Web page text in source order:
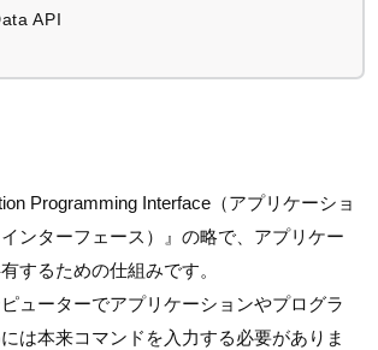
API
Programming Interface（アプリケーショ
ンターフェース）』の略で、アプリケー
するための仕組みです。
ューターでアプリケーションやプログラ
は本来コマンドを入力する必要がありま